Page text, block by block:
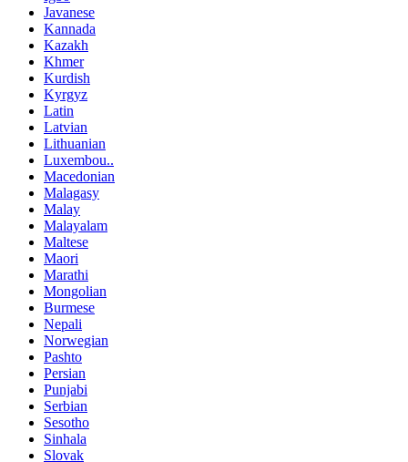
Javanese
Kannada
Kazakh
Khmer
Kurdish
Kyrgyz
Latin
Latvian
Lithuanian
Luxembou..
Macedonian
Malagasy
Malay
Malayalam
Maltese
Maori
Marathi
Mongolian
Burmese
Nepali
Norwegian
Pashto
Persian
Punjabi
Serbian
Sesotho
Sinhala
Slovak